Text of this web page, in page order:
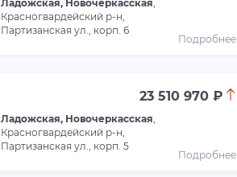
Ладожская, Новочеркасская,
Красногвардейский р-н,
Партизанская ул., корп. 6
Подробнее
23 510 970 ₽
Ладожская, Новочеркасская,
Красногвардейский р-н,
Партизанская ул., корп. 5
Подробнее